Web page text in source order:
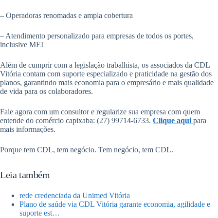
– Operadoras renomadas e ampla cobertura
– Atendimento personalizado para empresas de todos os portes,
inclusive MEI
Além de cumprir com a legislação trabalhista, os associados da CDL
Vitória contam com suporte especializado e praticidade na gestão dos
planos, garantindo mais economia para o empresário e mais qualidade
de vida para os colaboradores.
Fale agora com um consultor e regularize sua empresa com quem
entende do comércio capixaba: (27) 99714-6733. Clique aqui para
mais informações.
Porque tem CDL, tem negócio. Tem negócio, tem CDL.
Leia também
rede credenciada da Unimed Vitória
Plano de saúde via CDL Vitória garante economia, agilidade e
suporte est…